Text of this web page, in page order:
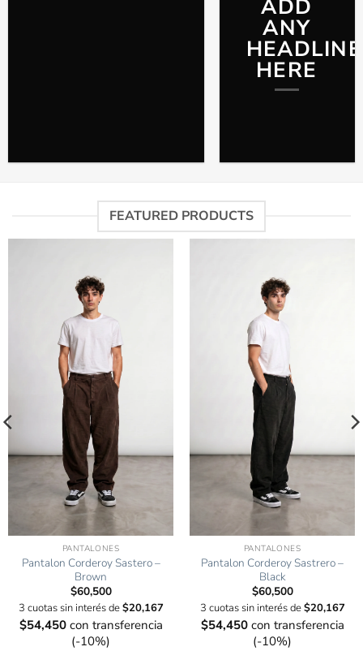
ADD
ANY
HEADLINE
HERE
FEATURED PRODUCTS
PANTALONES
Pantalon Corderoy Sastero –
Brown
$60,500
3 cuotas sin interés de$20,167
$54,450con transferencia
(-10%)
PANTALONES
Pantalon Corderoy Sastrero –
Black
$60,500
3 cuotas sin interés de$20,167
$54,450con transferencia
(-10%)